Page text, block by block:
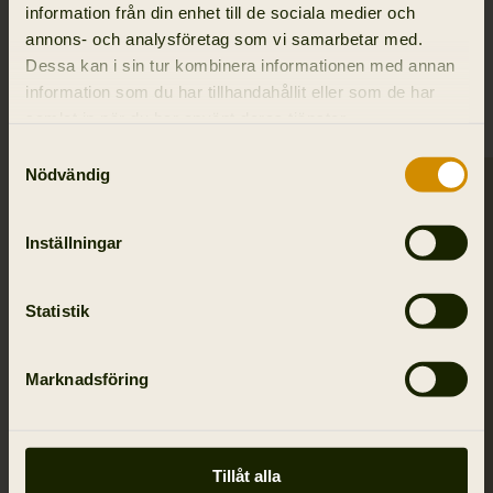
information från din enhet till de sociala medier och
annons- och analysföretag som vi samarbetar med.
Dessa kan i sin tur kombinera informationen med annan
information som du har tillhandahållit eller som de har
Nödvändig
Inställningar
Statistik
Marknadsföring
Tillåt alla
RELATERADE PRODUKTER
SALE